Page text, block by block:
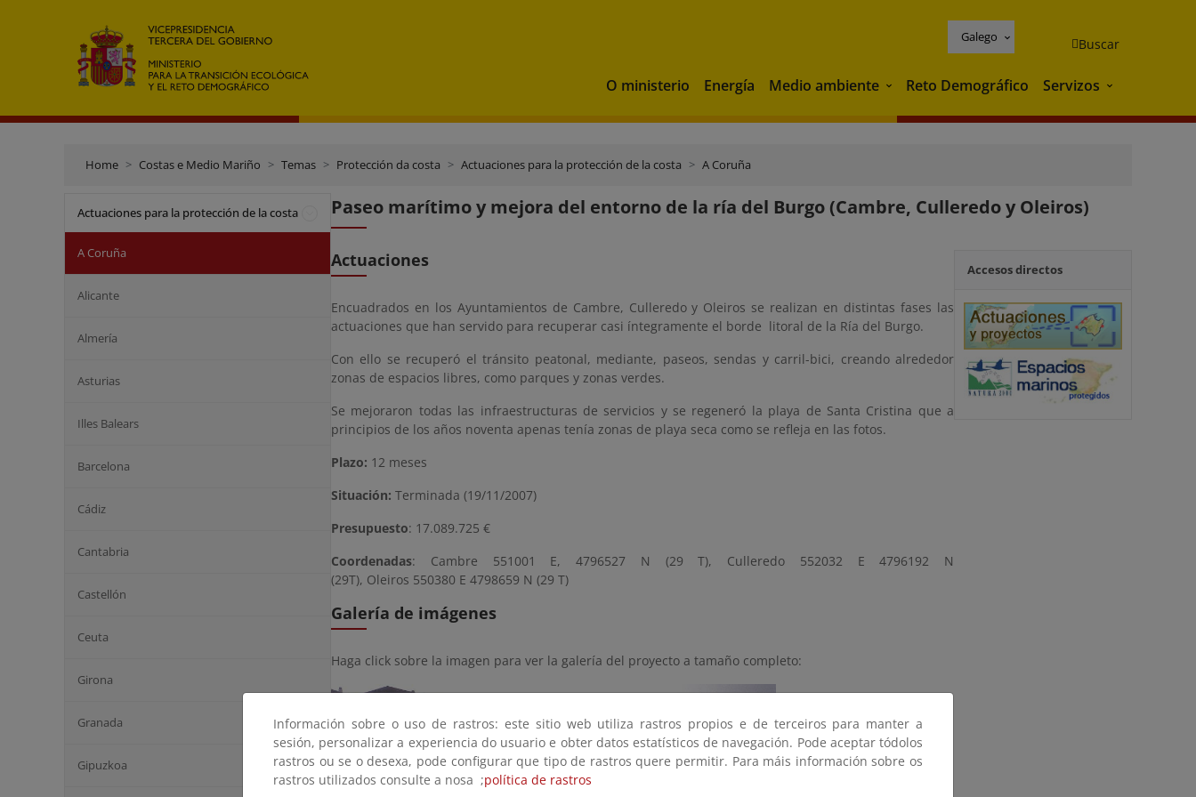
Galego Buscar
O ministerio Energía Medio ambiente Medio ambiente
Reto Demográfico Servizos Servizos
Home Costas e Medio Mariño Temas Protección da costa Actuaciones para la protección de la costa A Coruña
Actuaciones para la protección de la costa
A Coruña
Alicante
Almería
Asturias
Illes Balears
Barcelona
Cádiz
Cantabria
Castellón
Ceuta
Girona
Granada
Gipuzkoa
Paseo marítimo y mejora del entorno de la ría del Burgo (Cambre, Culleredo y Oleiros)
Actuaciones
Encuadrados en los Ayuntamientos de Cambre, Culleredo y Oleiros se realizan en distintas fases las
actuaciones que han servido para recuperar casi íntegramente el borde litoral de la Ría del Burgo.
Con ello se recuperó el tránsito peatonal, mediante, paseos, sendas y carril-bici, creando alrededor
zonas de espacios libres, como parques y zonas verdes.
Se mejoraron todas las infraestructuras de servicios y se regeneró la playa de Santa Cristina que a
principios de los años noventa apenas tenía zonas de playa seca como se refleja en las fotos.
Plazo: 12 meses
Situación: Terminada (19/11/2007)
Presupuesto: 17.089.725 €
Coordenadas: Cambre 551001 E, 4796527 N (29 T), Culleredo 552032 E 4796192 N
(29T), Oleiros 550380 E 4798659 N (29 T)
Galería de imágenes
Haga click sobre la imagen para ver la galería del proyecto a tamaño completo:
Accesos directos
Información sobre o uso de rastros: este sitio web utiliza rastros propios e de terceiros para manter a
sesión, personalizar a experiencia do usuario e obter datos estatísticos de navegación. Pode aceptar tódolos
rastros ou se o desexa, pode configurar que tipo de rastros quere permitir. Para máis información sobre os
rastros utilizados consulte a nosa ;política de rastros